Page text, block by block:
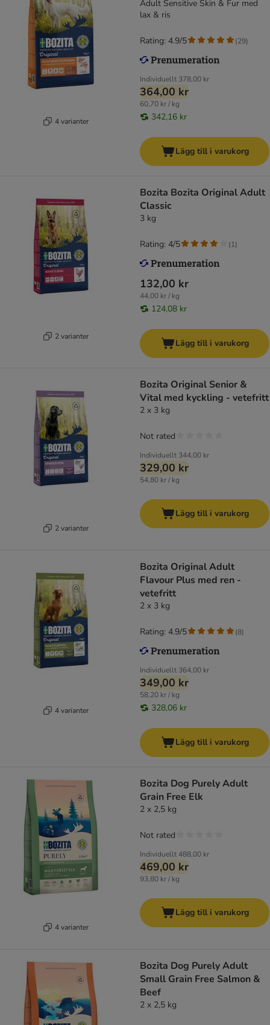
4 varianter
Adult Sensitive Skin & Fur med
lax & ris
Individuellt 378,00 kr
364,00 kr
60,70 kr / kg
342,16 kr
Rating: 4.9/5 (29)
Lägg till i varukorg
2 varianter
Bozita Bozita Original Adult
Classic
3 kg
132,00 kr
44,00 kr / kg
124,08 kr
Rating: 4/5 (1)
Lägg till i varukorg
2 varianter
Bozita Original Senior &
Vital med kyckling - vetefritt
2 x 3 kg
Individuellt 344,00 kr
329,00 kr
54,80 kr / kg
Not rated
Lägg till i varukorg
4 varianter
Bozita Original Adult
Flavour Plus med ren -
vetefritt
2 x 3 kg
Individuellt 364,00 kr
349,00 kr
58,20 kr / kg
328,06 kr
Rating: 4.9/5 (8)
Lägg till i varukorg
4 varianter
Bozita Dog Purely Adult
Grain Free Elk
2 x 2,5 kg
Individuellt488,00 kr
469,00 kr
93,80 kr / kg
Not rated
Lägg till i varukorg
Bozita Dog Purely Adult
Small Grain Free Salmon &
Beef
2 x 2,5 kg